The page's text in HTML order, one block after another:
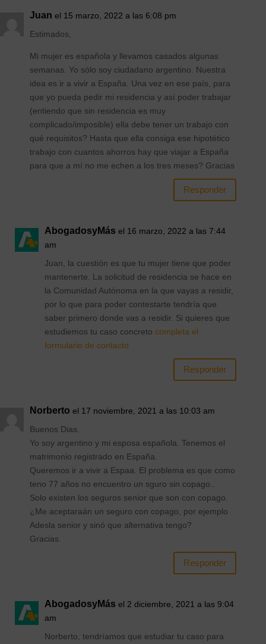
Juan el 15 marzo, 2022 a las 6:08 pm
Estimados,
Mi mujer es española y llevamos casados algunas
semanas. Yo sólo soy ciudadano argentino. Nuestra
idea es ir a vivir a España. Una vez en ese país, para
que yo pueda pedir mi residencia y así poder trabajar
(entiendo que sin residencia es muy
complicado/imposible) ella debe tener un trabajo con
qué requisitos? Hasta que ella consiga ese hipotético
trabajo con cuantos ahorros hay que viajar a España
para que a mí no me echen a los tres meses? Gracias
Responder
AbogadosyMás el 16 marzo, 2022 a las 7:44
am
Juan, la cuestión es que tu mujer tiene que poder
mantenerte. La solicitud de residencia se hace en
la Comunidad Autónoma en la que vayas a residir,
por lo que para poder contestarte tendría que
saber primero donde vas a residir. Si quieres que
estudiemos tu caso concreto completa el
formulario de contacto
Responder
Norberto el 17 noviembre, 2021 a las 10:03 am
Buenos Dias.
Yo soy argentino y mi esposa española. Tenemos el
matrimonio registrado en España.
Queremos ir a vivir a Espaa. El problema es que como
teno 77 años no encuentro un sguro sin copago..
Solo existen los seguros senior que son con copago.
¿Me aceptaraán un seguro con copago, por ejemplo
Adesla senior y sinó que alternativa tengo?
Gracias.
Responder
AbogadosyMás el 2 diciembre, 2021 a las 9:04
am
Norberto, tendríamos que estudiar tu caso para